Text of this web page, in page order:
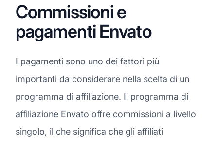
Commissioni e
pagamenti Envato
I pagamenti sono uno dei fattori più
importanti da considerare nella scelta di un
programma di affiliazione. Il programma di
affiliazione Envato offre commissioni a livello
singolo, il che significa che gli affiliati